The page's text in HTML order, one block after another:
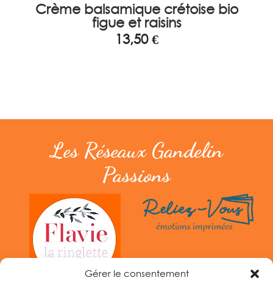
Gérer le consentement
Crème balsamique crétoise bio
figue et raisins
13,50€
Les Réseaux Gandelin
Passions